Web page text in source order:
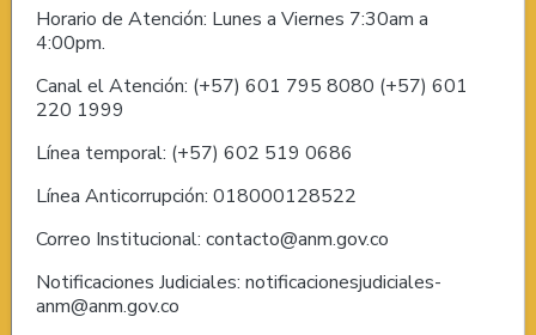
Horario de Atención: Lunes a Viernes 7:30am a
4:00pm.
Canal el Atención: (+57) 601 795 8080 (+57) 601
220 1999
Línea temporal: (+57) 602 519 0686
Línea Anticorrupción: 018000128522
Correo Institucional: contacto@anm.gov.co
Notificaciones Judiciales: notificacionesjudiciales-
anm@anm.gov.co